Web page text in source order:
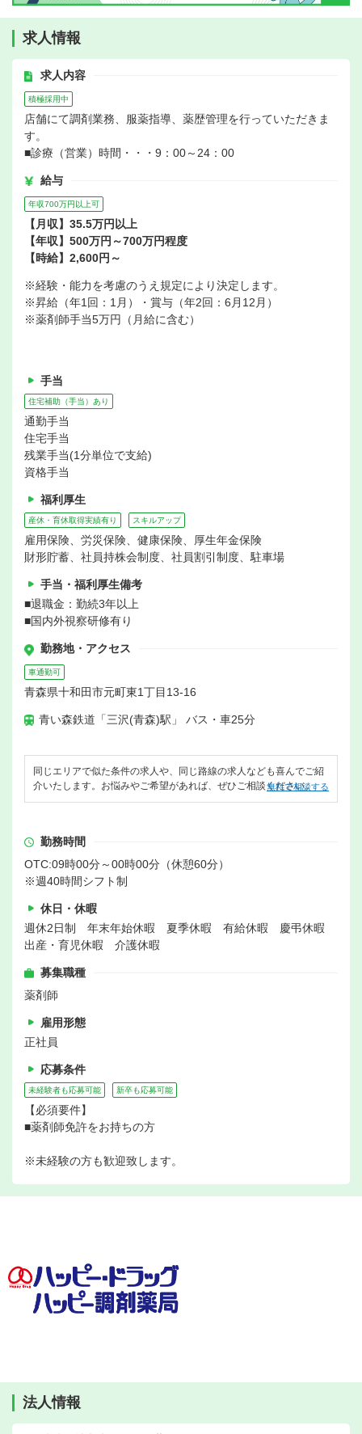
求人情報
求人内容
積極採用中
店舗にて調剤業務、服薬指導、薬歴管理を行っていただきま
す。
■診療（営業）時間・・・9：00～24：00
給与
年収700万円以上可
【月収】35.5万円以上
【年収】500万円～700万円程度
【時給】2,600円～
※経験・能力を考慮のうえ規定により決定します。
※昇給（年1回：1月）・賞与（年2回：6月12月）
※薬剤師手当5万円（月給に含む）
手当
住宅補助（手当）あり
通勤手当
住宅手当
残業手当(1分単位で支給)
資格手当
福利厚生
産休・育休取得実績有り スキルアップ
雇用保険、労災保険、健康保険、厚生年金保険
財形貯蓄、社員持株会制度、社員割引制度、駐車場
手当・福利厚生備考
■退職金：勤続3年以上
■国内外視察研修有り
勤務地・アクセス
車通勤可
青森県十和田市元町東1丁目13-16
青い森鉄道「三沢(青森)駅」 バス・車25分
同じエリアで似た条件の求人や、同じ路線の求人なども喜んでご紹
介いたします。お悩みやご希望があれば、ぜひご相談ください。
無料で相談する
勤務時間
OTC:09時00分～00時00分（休憩60分）
※週40時間シフト制
休日・休暇
週休2日制 年末年始休暇 夏季休暇 有給休暇 慶弔休暇
出産・育児休暇 介護休暇
募集職種
薬剤師
雇用形態
正社員
応募条件
未経験者も応募可能 新卒も応募可能
【必須要件】
■薬剤師免許をお持ちの方
※未経験の方も歓迎致します。
法人情報